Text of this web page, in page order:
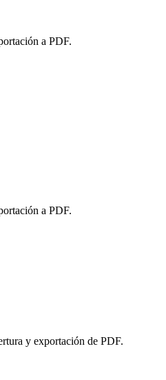
a PDF.
a PDF.
y exportación de PDF.